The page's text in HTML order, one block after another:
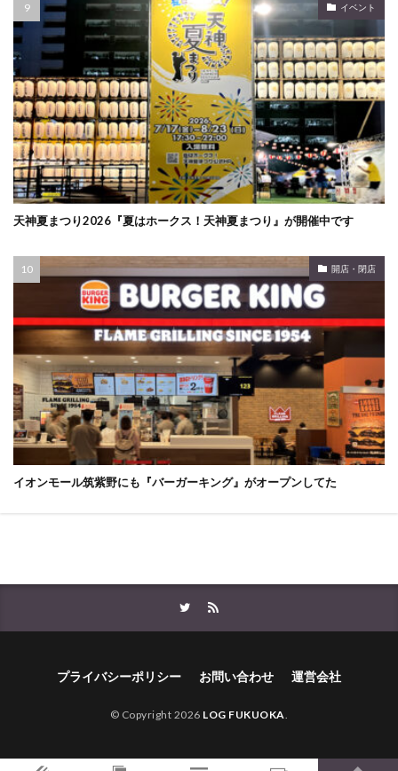
イベント
天神夏まつり2026『夏はホークス！天神夏まつり』が開催中です
開店・閉店
イオンモール筑紫野にも『バーガーキング』がオープンしてた
プライバシーポリシー お問い合わせ 運営会社
© Copyright 2026 LOG FUKUOKA.